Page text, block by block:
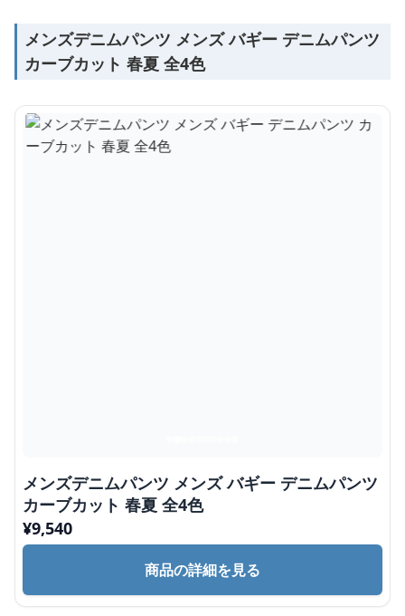
メンズデニムパンツ メンズ バギー デニムパンツ
カーブカット 春夏 全4色
メンズデニムパンツ メンズ バギー デニムパンツ
カーブカット 春夏 全4色
¥9,540
商品の詳細を見る